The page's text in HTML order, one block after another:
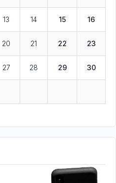
13 14 15 16
20 21 22 23
27 28 29 30